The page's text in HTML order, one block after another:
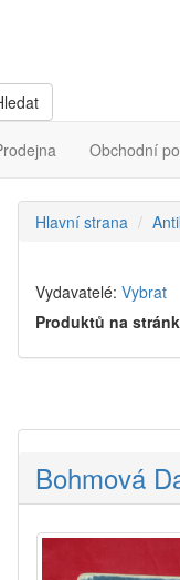
Obchodní
Hlavní strana
Vydavatelé: Vybrat
Produktů na
Bohmová